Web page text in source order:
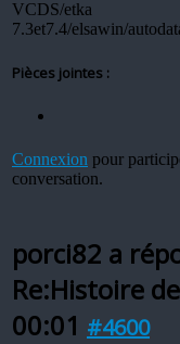
VCDS/etka
7.3et7.4/elsawin/
Pièces jointes :
Connexion pour
conversation.
porci82 a
Re:Histoire
00:01 #4600